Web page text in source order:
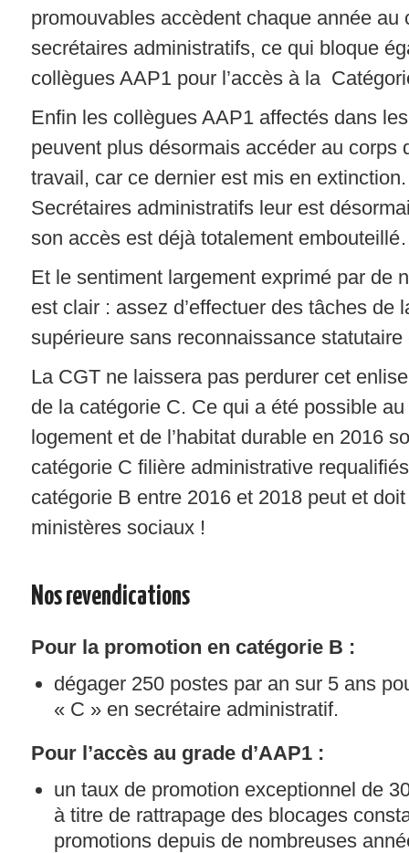
promouvables accèdent chaque année au
secrétaires administratifs, ce qui bloque
collègues AAP1 pour l’accès à la
Enfin les collègues AAP1 affectés dans
peuvent plus désormais accéder au corps
travail, car ce dernier est mis en
Secrétaires administratifs leur est
son accès est déjà totalement
Et le sentiment largement exprimé par de
est clair : assez d’effectuer des tâches de
supérieure sans reconnaissance statutaire
La CGT ne laissera pas perdurer cet
de la catégorie C. Ce qui a été possible
logement et de l’habitat durable en 2016
catégorie C filière administrative
catégorie B entre 2016 et 2018 peut et doit
ministères sociaux !
Nos revendications
Pour la promotion en catégorie B :
dégager 250 postes par an sur 5 ans
« C » en secrétaire administratif.
Pour l’accès au grade d’AAP1 :
un taux de promotion exceptionnel de
à titre de rattrapage des blocages
promotions depuis de nombreuses